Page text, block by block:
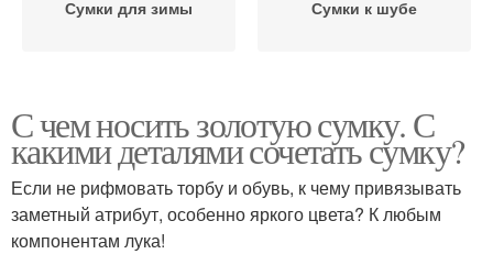
Сумки для зимы Сумки к шубе
С чем носить золотую сумку. С
какими деталями сочетать сумку?
Если не рифмовать торбу и обувь, к чему привязывать
заметный атрибут, особенно яркого цвета? К любым
компонентам лука!